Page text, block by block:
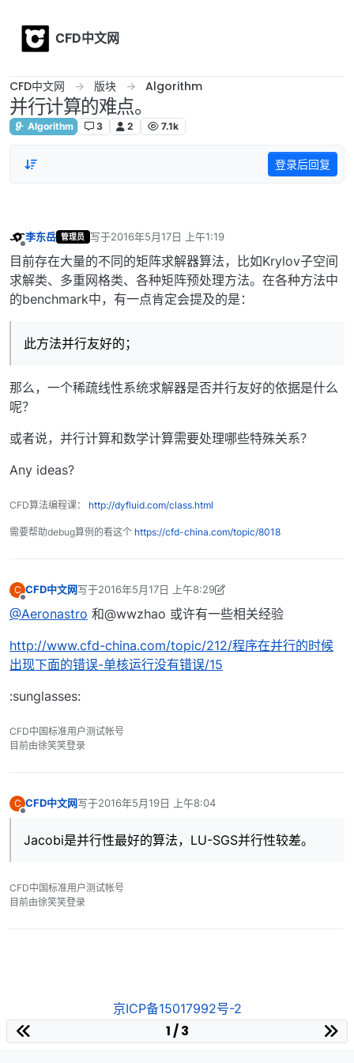
CFD中文网
CFD中文网 版块 Algorithm
并行计算的难点。
Algorithm 3 2 7.1k
登录后回复
李东岳 管理员 写于2016年5月17日 上午1:19
最后由 编辑
目前存在大量的不同的矩阵求解器算法，比如Krylov子空间
求解类、多重网格类、各种矩阵预处理方法。在各种方法中
的benchmark中，有一点肯定会提及的是：
此方法并行友好的；
那么，一个稀疏线性系统求解器是否并行友好的依据是什么
呢？
或者说，并行计算和数学计算需要处理哪些特殊关系？
Any ideas?
CFD算法编程课： http://dyfluid.com/class.html
需要帮助debug算例的看这个 https://cfd-china.com/topic/8018
C CFD中文网写于2016年5月17日 上午8:29
最后由 CFD中文网 编辑 2016年5月17日 下午4:30
@Aeronastro 和@wwzhao 或许有一些相关经验
http://www.cfd-china.com/topic/212/程序在并行的时候
出现下面的错误-单核运行没有错误/15
:sunglasses:
CFD中国标准用户测试帐号
目前由徐笑笑登录
C CFD中文网写于2016年5月19日 上午8:04
最后由 编辑
Jacobi是并行性最好的算法，LU-SGS并行性较差。
CFD中国标准用户测试帐号
目前由徐笑笑登录
京ICP备15017992号-2
1 / 3